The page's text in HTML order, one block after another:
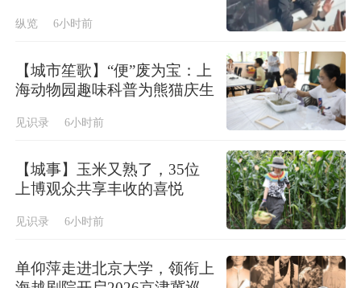
纵览 6小时前
【城市笙歌】“便”废为宝：上
海动物园趣味科普为熊猫庆生
见识录 6小时前
【城事】玉米又熟了，35位
上博观众共享丰收的喜悦
见识录 6小时前
单仰萍走进北京大学，领衔上